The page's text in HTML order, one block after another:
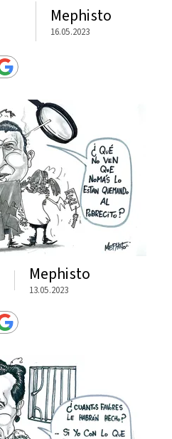
Mephisto
16.05.2023
Mephisto
13.05.2023